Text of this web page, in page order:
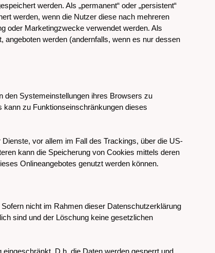
werden. Als „permanent“ oder „persistent“
werden, wenn die Nutzer diese nach mehreren
oder Marketingzwecke verwendet werden. Als
angeboten werden (andernfalls, wenn es nur dessen
den Systemeinstellungen ihres Browsers zu
zu Funktionseinschränkungen dieses
vor allem im Fall des Trackings, über die US-
kann die Speicherung von Cookies mittels deren
Onlineangebotes genutzt werden können.
nicht im Rahmen dieser Datenschutzerklärung
sind und der Löschung keine gesetzlichen